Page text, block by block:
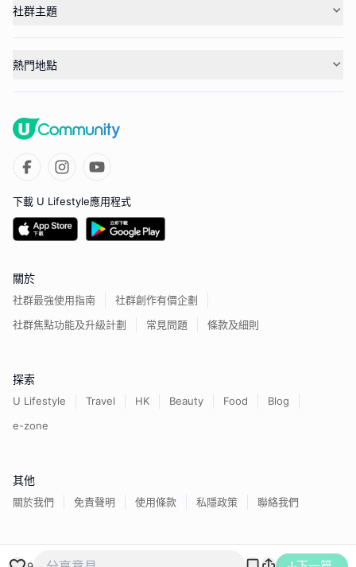
社群主題
熱門地點
下載 U Lifestyle應用程式
關於
社群最強使用指南
社群創作有價企劃
社群焦點功能及升級計劃
常見問題 條款及細則
探索
U Lifestyle Travel HK Beauty Food
Blog
e-zone
其他
關於我們 免責聲明 使用條款 私隱政策 聯絡我們
香港經濟日報版權所有©